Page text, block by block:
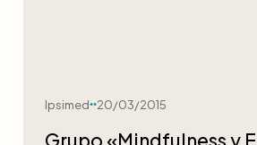
Ipsimed 20/03/2015
Grupo «Mindfulness y